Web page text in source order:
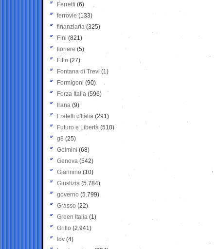
Ferretti (6)
ferrovie (133)
finanziaria (325)
Fini (821)
fioriere (5)
Fitto (27)
Fontana di Trevi (1)
Formigoni (90)
Forza Italia (596)
frana (9)
Fratelli d'Italia (291)
Futuro e Libertà (510)
g8 (25)
Gelmini (68)
Genova (542)
Giannino (10)
Giustizia (5.784)
governo (5.799)
Grasso (22)
Green Italia (1)
Grillo (2.941)
Idv (4)